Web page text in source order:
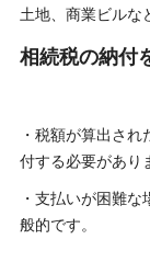
土地、商業ビルな
相続税の納付
・税額が算出さ
付する必要があり
・支払いが困難
般的です。